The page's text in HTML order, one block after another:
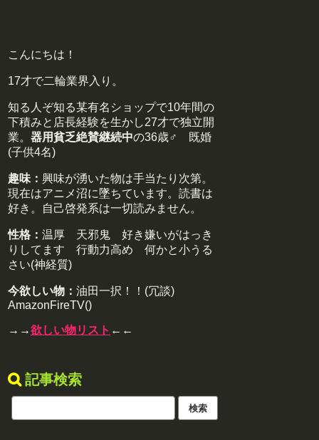
こんにちは！
17才で二輪業界入り。
知る人ぞ知る某有名ショップで10年間の
下積みと店長経験を生かし27才で独立開
業。 器用貧乏絶賛継続中の36歳♂ 既婚
(子供4名)
趣味： 興味が湧いた物は手当たり次第。
現在はアニメ沼に墜ちています。読書は
好き。自己啓発系は一切読みません。
性格： 温厚 天邪鬼 好き嫌いがはっき
りしてます 行動力高め 何かと小うる
さい(神経質)
今欲しい物： 油田一択！！(冗談)
AmazonFireTV()
→→欲しい物リスト ←←
記事検索